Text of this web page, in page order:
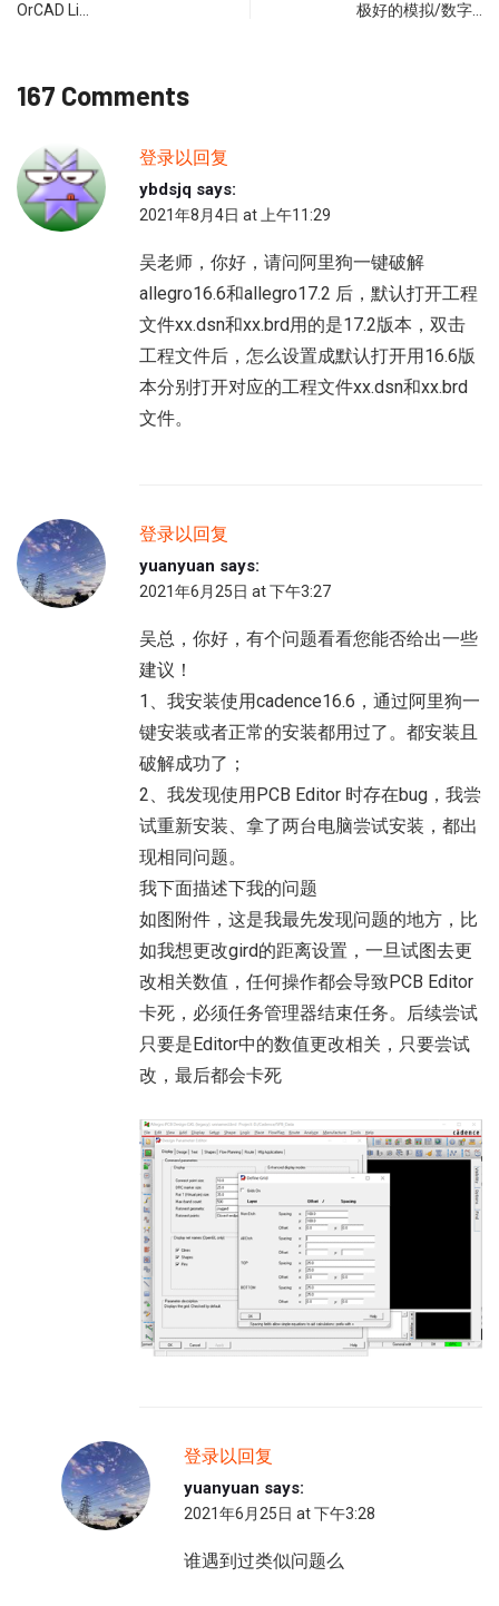
OrCAD Li… 极好的模拟/数字…
167 Comments
登录以回复
ybdsjq says:
2021年8月4日 at 上午11:29
吴老师，你好，请问阿里狗一键破解
allegro16.6和allegro17.2 后，默认打开工程
文件xx.dsn和xx.brd用的是17.2版本，双击
工程文件后，怎么设置成默认打开用16.6版
本分别打开对应的工程文件xx.dsn和xx.brd
文件。
登录以回复
yuanyuan says:
2021年6月25日 at 下午3:27
吴总，你好，有个问题看看您能否给出一些
建议！
1、我安装使用cadence16.6，通过阿里狗一
键安装或者正常的安装都用过了。都安装且
破解成功了；
2、我发现使用PCB Editor 时存在bug，我尝
试重新安装、拿了两台电脑尝试安装，都出
现相同问题。
我下面描述下我的问题
如图附件，这是我最先发现问题的地方，比
如我想更改gird的距离设置，一旦试图去更
改相关数值，任何操作都会导致PCB Editor
卡死，必须任务管理器结束任务。后续尝试
只要是Editor中的数值更改相关，只要尝试
改，最后都会卡死
登录以回复
yuanyuan says:
2021年6月25日 at 下午3:28
谁遇到过类似问题么